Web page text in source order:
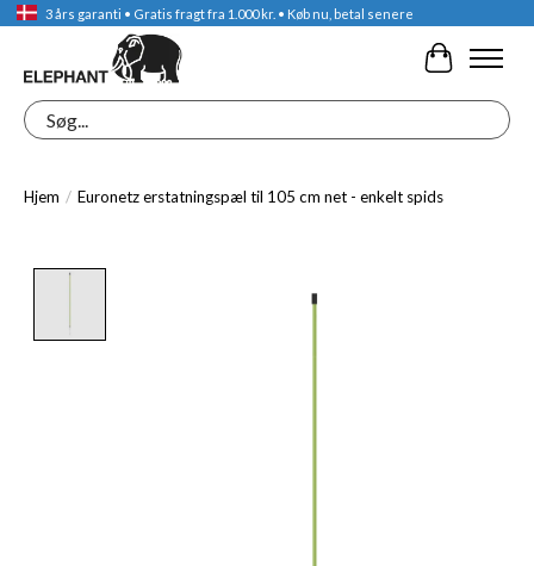
3 års garanti • Gratis fragt fra 1.000 kr. • Køb nu, betal senere
Søg
Hjem / Euronetz erstatningspæl til 105 cm net - enkelt spids